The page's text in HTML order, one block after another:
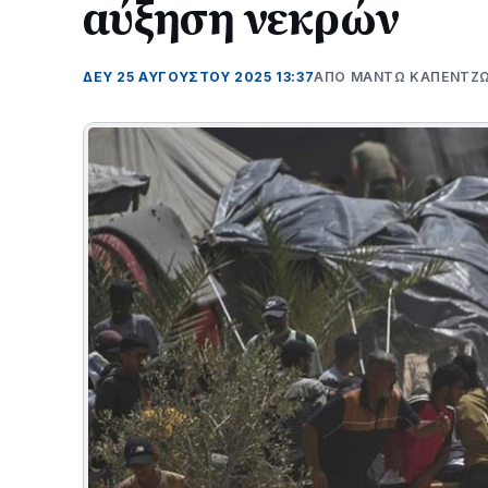
αύξηση νεκρών
ΔΕΥ 25 ΑΥΓΟΎΣΤΟΥ 2025 13:37ΑΠΌ ΜΑΝΤΩ